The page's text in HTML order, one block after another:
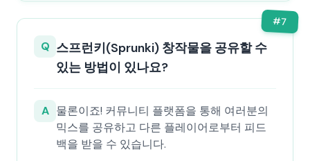
#7
Q 스프런키(Sprunki) 창작물을 공유할 수
있는 방법이 있나요?
A 물론이죠! 커뮤니티 플랫폼을 통해 여러분의
믹스를 공유하고 다른 플레이어로부터 피드
백을 받을 수 있습니다.